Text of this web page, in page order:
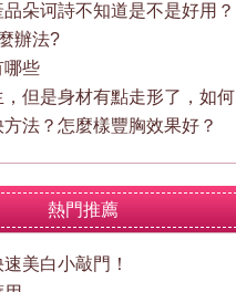
朵诃詩不知道是不是好用？
辦法?
哪些
但是身材有點走形了，如何
法？怎麼樣豐胸效果好？
熱門推薦
美白小敲門！